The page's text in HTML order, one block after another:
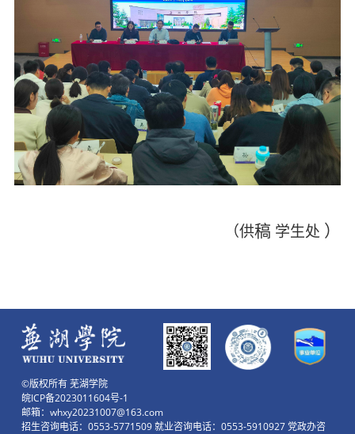
（供稿 学生处 ）
©版权所有 芜湖学院
皖ICP备2023011604号-1
邮箱：whxy20231007@163.com
招生咨询电话：0553-5771509 就业咨询电话：0553-5910927 党政办咨